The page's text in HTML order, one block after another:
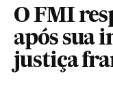
O FMI
após sua
justiça